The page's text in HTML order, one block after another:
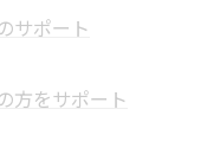
サポート
方をサポート